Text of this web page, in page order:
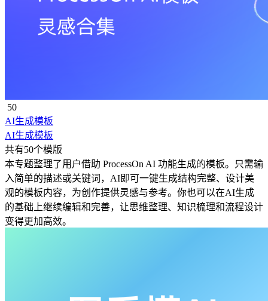
50
AI生成模板
AI生成模板
共有50个模版
本专题整理了用户借助 ProcessOn AI 功能生成的模板。只需输
入简单的描述或关键词，AI即可一键生成结构完整、设计美
观的模板内容，为创作提供灵感与参考。你也可以在AI生成
的基础上继续编辑和完善，让思维整理、知识梳理和流程设计
变得更加高效。